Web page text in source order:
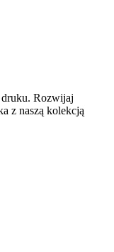
Rozwijaj
z naszą kolekcją